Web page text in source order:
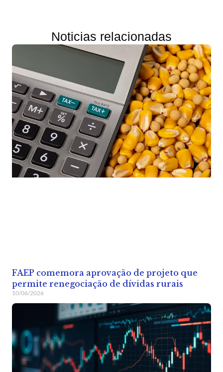
Noticias relacionadas
FAEP comemora aprovação de projeto que
permite renegociação de dívidas rurais
10/06/2026